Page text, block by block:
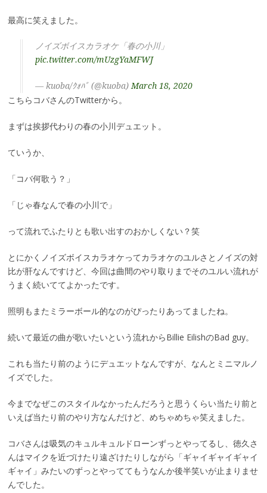
最高に笑えました。
ノイズボイスカラオケ「春の小川」
pic.twitter.com/mUzgYaMFWJ
— kuoba/ｸｫﾊﾞ (@kuoba) March 18, 2020
こちらコバさんのTwitterから。
まずは挨拶代わりの春の小川デュエット。
ていうか、
「コバ何歌う？」
「じゃ春なんで春の小川で」
って流れでふたりとも歌い出すのおかしくない？笑
とにかくノイズボイスカラオケってカラオケのユルさとノイズの対
比が肝なんですけど、今回は曲間のやり取りまでそのユルい流れが
うまく続いててよかったです。
照明もまたミラーボール的なのがぴったりあってましたね。
続いて最近の曲が歌いたいという流れからBillie EilishのBad guy。
これも当たり前のようにデュエットなんですが、なんとミニマルノ
イズでした。
今までなぜこのスタイルなかったんだろうと思うくらい当たり前と
いえば当たり前のやり方なんだけど、めちゃめちゃ笑えました。
コバさんは吸気のキュルキュルドローンずっとやってるし、徳久さ
んはマイクを近づけたり遠ざけたりしながら「ギャイギャイギャイ
ギャイ」みたいのずっとやっててもうなんか後半笑いが止まりませ
んでした。